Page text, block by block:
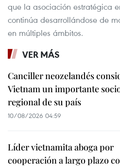
que la asociación estratégica
continúa desarrollándose de
en múltiples ámbitos.
VER MÁS
Canciller neozelandés
Vietnam un importante
regional de su país
10/08/2026 04:59
Líder vietnamita aboga por
cooperación a largo plazo